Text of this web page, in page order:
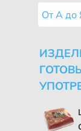
От А до